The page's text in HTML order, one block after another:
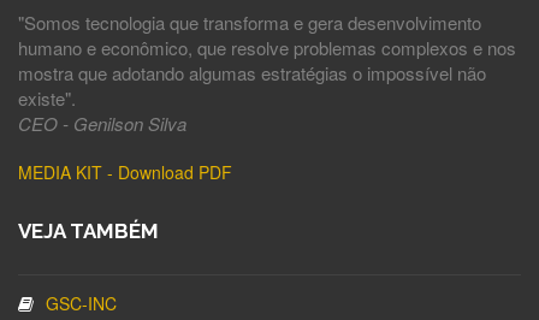
"Somos tecnologia que transforma e gera desenvolvimento
humano e econômico, que resolve problemas complexos e nos
mostra que adotando algumas estratégias o impossível não
existe".
CEO - Genilson Silva
MEDIA KIT - Download PDF
VEJA TAMBÉM
GSC-INC